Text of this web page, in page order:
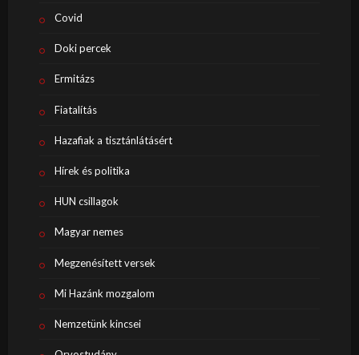
Covid
Doki percek
Ermitázs
Fiatalítás
Hazafiak a tisztánlátásért
Hírek és politika
HUN csillagok
Magyar nemes
Megzenésített versek
Mi Hazánk mozgalom
Nemzetünk kincsei